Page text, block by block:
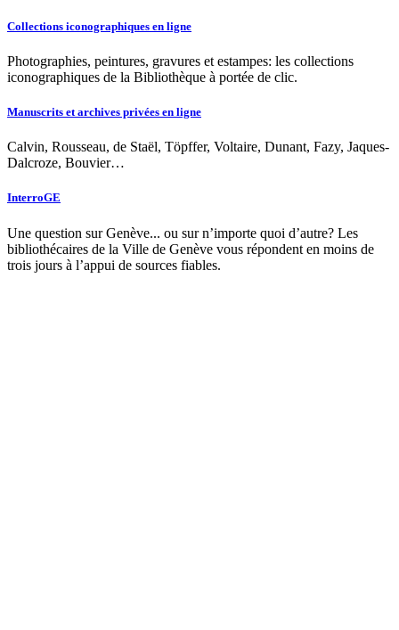
Collections iconographiques en ligne
Photographies, peintures, gravures et estampes: les collections
iconographiques de la Bibliothèque à portée de clic.
Manuscrits et archives privées en ligne
Calvin, Rousseau, de Staël, Töpffer, Voltaire, Dunant, Fazy, Jaques-
Dalcroze, Bouvier…
InterroGE
Une question sur Genève... ou sur n’importe quoi d’autre? Les
bibliothécaires de la Ville de Genève vous répondent en moins de
trois jours à l’appui de sources fiables.